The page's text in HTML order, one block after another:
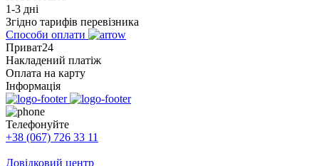
1-3 дні
Згідно тарифів перевізника
Способи оплати
Приват24
Накладений платіж
Оплата на карту
Інформація
Телефонуйте
+38 (067) 726 33 11
Довідковий центр